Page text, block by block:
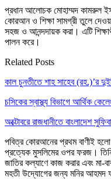
​প্রধান আলোচক মোহাম্মদ কামরুল
কোরআন ও শিক্ষা সামগ্রী তুলে
সহজ ও আনন্দদায়ক করা। এটি
পালন করে।
Related Posts
কাল চুনতীতে শাহ সাহেব (রহ.)’র
চসিকের স্বাস্থ্য বিভাগে আর্থিক
অক্টোবরে রাজধানীতে বাংলাদেশ
পবিত্র কোরআনের প্রথম বাণীই
প্রত্যেক মুসলিমের ওপর ফরজ। তিনি
জাতির কল্যাণে কাজ করার এবং মা-
মহতী উদ্যোগের জন্য মনির আহমদ